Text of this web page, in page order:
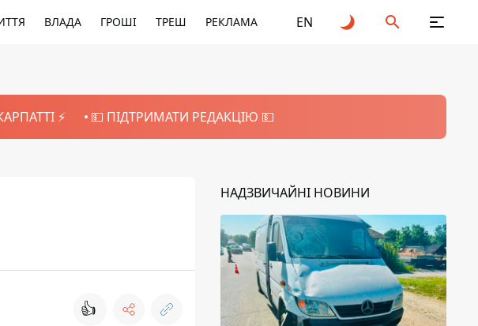
ВЛАДА ГРОШІ ТРЕШ РЕКЛАМА EN
⚡️ 💵 ПІДТРИМАТИ РЕДАКЦІЮ 💵
👍
НАДЗВИЧАЙНІ НОВИНИ